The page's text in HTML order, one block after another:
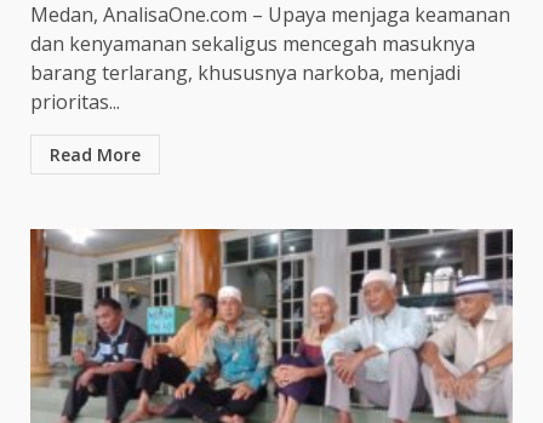
Medan, AnalisaOne.com – Upaya menjaga keamanan
dan kenyamanan sekaligus mencegah masuknya
barang terlarang, khususnya narkoba, menjadi
prioritas...
Read More